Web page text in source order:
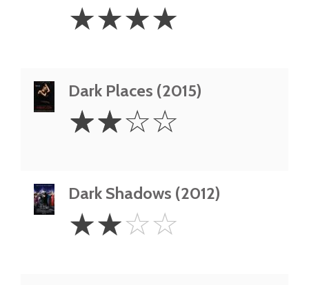
Stars
☆☆☆☆
Dark Places (2015)
Stars
☆☆☆☆
Dark Shadows (2012)
Stars
☆☆☆☆